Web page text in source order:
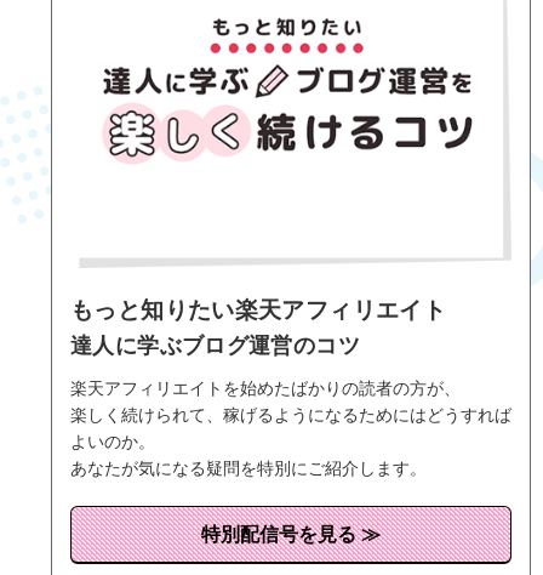
もっと知りたい楽天アフィリエイト
達人に学ぶブログ運営のコツ
楽天アフィリエイトを始めたばかりの読者の方が、
楽しく続けられて、稼げるようになるためにはどうすれば
よいのか。
あなたが気になる疑問を特別にご紹介します。
特別配信号を見る ≫